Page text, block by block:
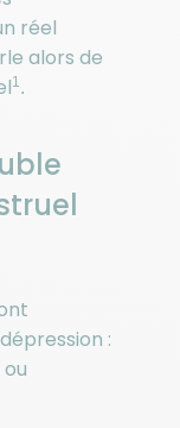
réel
alors de
1.
: